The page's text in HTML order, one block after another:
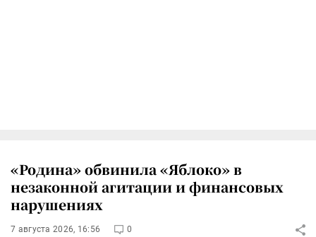
«Родина» обвинила «Яблоко» в
незаконной агитации и финансовых
нарушениях
7 августа 2026, 16:56 0